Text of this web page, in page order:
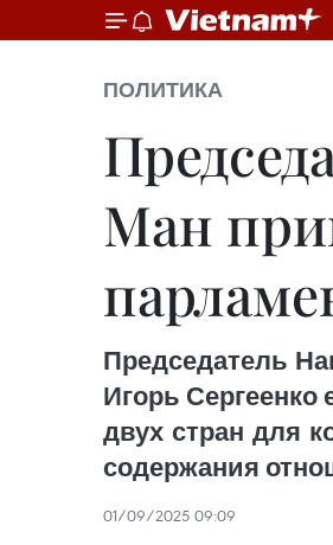
ПОЛИТИКА
Ман
Председатель
Игорь
двух стран для
содержания
01/09/2025 09:09